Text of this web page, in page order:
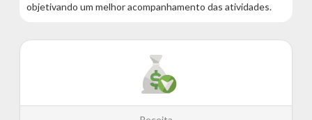
objetivando um melhor acompanhamento das atividades.